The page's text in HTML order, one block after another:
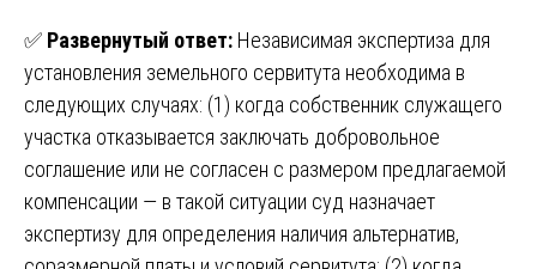
✅ Развернутый ответ: Независимая экспертиза для
установления земельного сервитута необходима в
следующих случаях: (1) когда собственник служащего
участка отказывается заключать добровольное
соглашение или не согласен с размером предлагаемой
компенсации — в такой ситуации суд назначает
экспертизу для определения наличия альтернатив,